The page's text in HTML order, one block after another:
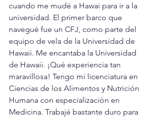
cuando me mudé a Hawai para ir a la
universidad. El primer barco que
navegué fue un CFJ, como parte del
equipo de vela de la Universidad de
Hawaii. Me encantaba la Universidad
de Hawaii. ¡Qué experiencia tan
maravillosa! Tengo mi licenciatura en
Ciencias de los Alimentos y Nutrición
Humana con especialización en
Medicina. Trabajé bastante duro para